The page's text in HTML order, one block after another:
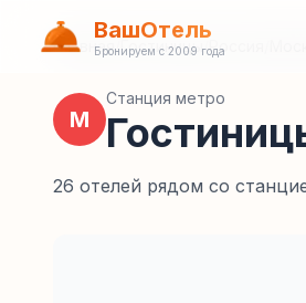
ВашОтель
Бронируем с 2009 года
Главная/Гостиницы/Россия
М
Станция метро
26 отелей рядом со